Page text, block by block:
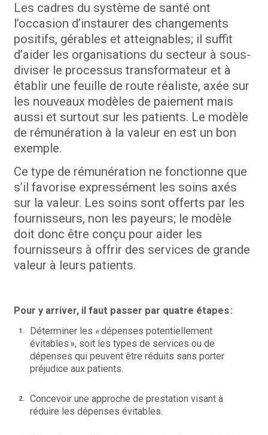
Les cadres du système de santé ont
l’occasion d’instaurer des changements
positifs, gérables et atteignables; il suffit
d’aider les organisations du secteur à sous-
diviser le processus transformateur et à
établir une feuille de route réaliste, axée sur
les nouveaux modèles de paiement mais
aussi et surtout sur les patients. Le modèle
de rémunération à la valeur en est un bon
exemple.
Ce type de rémunération ne fonctionne que
s’il favorise expressément les soins axés
sur la valeur. Les soins sont offerts par les
fournisseurs, non les payeurs; le modèle
doit donc être conçu pour aider les
fournisseurs à offrir des services de grande
valeur à leurs patients.
Pour y arriver, il faut passer par quatre étapes :
Déterminer les « dépenses potentiellement
évitables », soit les types de services ou de
dépenses qui peuvent être réduits sans porter
préjudice aux patients.
Concevoir une approche de prestation visant à
réduire les dépenses évitables.